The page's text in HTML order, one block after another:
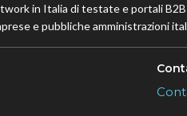
in Italia di testate e portali
e pubbliche amministrazioni